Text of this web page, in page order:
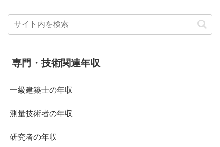
専門・技術関連年収
一級建築士の年収
測量技術者の年収
研究者の年収